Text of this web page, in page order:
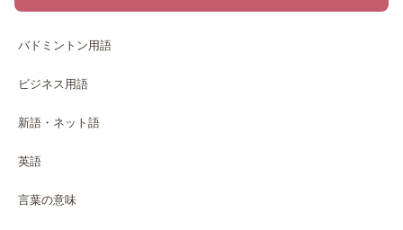
バドミントン用語
ビジネス用語
新語・ネット語
英語
言葉の意味